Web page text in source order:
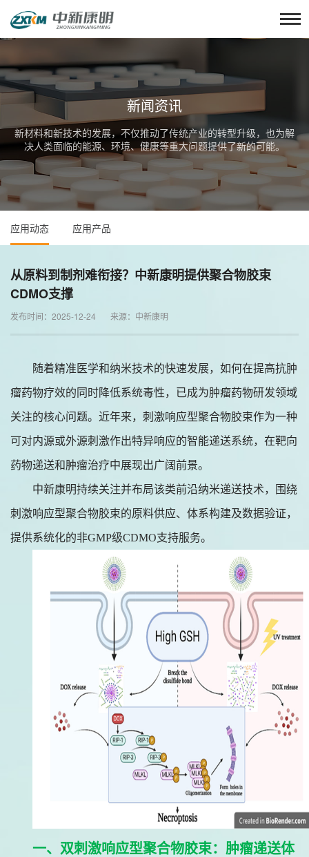
新闻资讯
新材料和新技术的发展，不仅推动了传统产业的转型升级，也为解
决人类面临的能源、环境、健康等重大问题提供了新的可能。
应用动态 应用产品
从原料到制剂难衔接？中新康明提供聚合物胶束
CDMO支撑
发布时间：2025-12-24 来源：中新康明
随着精准医学和纳米技术的快速发展，如何在提高抗肿
瘤药物疗效的同时降低系统毒性，已成为肿瘤药物研发领域
关注的核心问题。近年来，刺激响应型聚合物胶束作为一种
可对内源或外源刺激作出特异响应的智能递送系统，在靶向
药物递送和肿瘤治疗中展现出广阔前景。
中新康明持续关注并布局该类前沿纳米递送技术，围绕
刺激响应型聚合物胶束的原料供应、体系构建及数据验证，
提供系统化的非GMP级CDMO支持服务。
一、双刺激响应型聚合物胶束：肿瘤递送体